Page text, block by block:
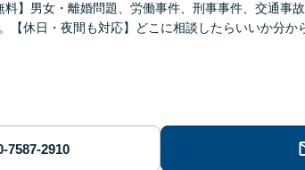
料】男女・離婚問題、労働事件、刑事事件、交通事
【休日・夜間も対応】どこに相談したらいいか分